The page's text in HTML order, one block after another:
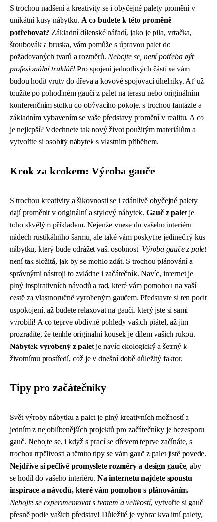
S trochou nadšení a kreativity se i obyčejné palety promění v
unikátní kusy nábytku. A co budete k této proměně
potřebovat? Základní dílenské nářadí, jako je pila, vrtačka,
šroubovák a bruska, vám pomůže s úpravou palet do
požadovaných tvarů a rozměrů. Nebojte se, není potřeba být
profesionální truhlář! Pro spojení jednotlivých částí se vám
budou hodit vruty do dřeva a kovové spojovací úhelníky. Ať už
toužíte po pohodlném gauči z palet na terasu nebo originálním
konferenčním stolku do obývacího pokoje, s trochou fantazie a
základním vybavením se vaše představy promění v realitu. A co
je nejlepší? Vdechnete tak nový život použitým materiálům a
vytvoříte si osobitý nábytek s vlastním příběhem.
Krok za krokem: Výroba gauče
S trochou kreativity a šikovnosti se i zdánlivě obyčejné palety
dají proměnit v originální a stylový nábytek. Gauč z palet je
toho skvělým příkladem. Nejenže vnese do vašeho interiéru
nádech rustikálního šarmu, ale také vám poskytne jedinečný kus
nábytku, který bude odrážet vaši osobnost. Výroba gauče z palet
není tak složitá, jak by se mohlo zdát. S trochou plánování a
správnými nástroji to zvládne i začátečník. Navíc, internet je
plný inspirativních návodů a rad, které vám pomohou na vaší
cestě za vlastnoručně vyrobeným gaučem. Představte si ten pocit
uspokojení, až budete relaxovat na gauči, který jste si sami
vyrobili! A co teprve obdivné pohledy vašich přátel, až jim
prozradíte, že tenhle originální kousek je dílem vašich rukou.
Nábytek vyrobený z palet je navíc ekologický a šetrný k
životnímu prostředí, což je v dnešní době důležitý faktor.
Tipy pro začátečníky
Svět výroby nábytku z palet je plný kreativních možností a
jedním z nejoblíbenějších projektů pro začátečníky je bezesporu
gauč. Nebojte se, i když s prací se dřevem teprve začínáte, s
trochou trpělivosti a těmito tipy se vám gauč z palet jistě povede.
Nejdříve si pečlivě promyslete rozměry a design gauče, aby
se hodil do vašeho interiéru. Na internetu najdete spoustu
inspirace a návodů, které vám pomohou s plánováním.
Nebojte se experimentovat s tvarem a velikostí, vytvořte si gauč
přesně podle vašich představ! Důležité je vybrat kvalitní palety,